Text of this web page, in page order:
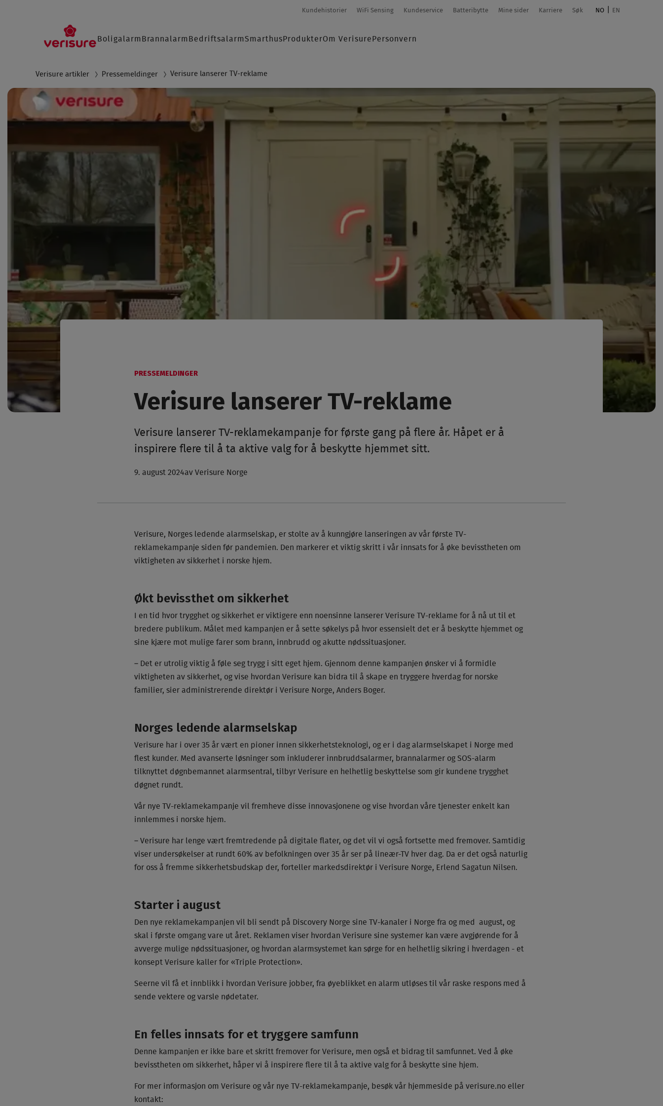
Secondary-
Kundehistorier WiFi Sensing Kundeservice Batteribytte Mine sider Karriere Søk NO EN
Main
Boligalarm Brannalarm BedriftsalarmSmarthus ProdukterOm Verisure Personvern
Breadcrumb
Verisure artikler Pressemeldinger Verisure lanserer TV-reklame
PRESSEMELDINGER
Verisure lanserer TV-reklame
Verisure lanserer TV-reklamekampanje for første gang på flere år. Håpet er å
inspirere flere til å ta aktive valg for å beskytte hjemmet sitt.
9. august 2024av Verisure Norge
Verisure, Norges ledende alarmselskap, er stolte av å kunngjøre lanseringen av vår første TV-
reklamekampanje siden før pandemien. Den markerer et viktig skritt i vår innsats for å øke bevisstheten om
viktigheten av sikkerhet i norske hjem.
Økt bevissthet om sikkerhet
I en tid hvor trygghet og sikkerhet er viktigere enn noensinne lanserer Verisure TV-reklame for å nå ut til et
bredere publikum. Målet med kampanjen er å sette søkelys på hvor essensielt det er å beskytte hjemmet og
sine kjære mot mulige farer som brann, innbrudd og akutte nødssituasjoner.
– Det er utrolig viktig å føle seg trygg i sitt eget hjem. Gjennom denne kampanjen ønsker vi å formidle
viktigheten av sikkerhet, og vise hvordan Verisure kan bidra til å skape en tryggere hverdag for norske
familier, sier administrerende direktør i Verisure Norge, Anders Boger.
Norges ledende alarmselskap
Verisure har i over 35 år vært en pioner innen sikkerhetsteknologi, og er i dag alarmselskapet i Norge med
flest kunder. Med avanserte løsninger som inkluderer innbruddsalarmer, brannalarmer og SOS-alarm
tilknyttet døgnbemannet alarmsentral, tilbyr Verisure en helhetlig beskyttelse som gir kundene trygghet
døgnet rundt.
Vår nye TV-reklamekampanje vil fremheve disse innovasjonene og vise hvordan våre tjenester enkelt kan
innlemmes i norske hjem.
– Verisure har lenge vært fremtredende på digitale flater, og det vil vi også fortsette med fremover. Samtidig
viser undersøkelser at rundt 60% av befolkningen over 35 år ser på lineær-TV hver dag. Da er det også naturlig
for oss å fremme sikkerhetsbudskap der, forteller markedsdirektør i Verisure Norge, Erlend Sagatun Nilsen.
Starter i august
Den nye reklamekampanjen vil bli sendt på Discovery Norge sine TV-kanaler i Norge fra og med august, og
skal i første omgang vare ut året. Reklamen viser hvordan Verisure sine systemer kan være avgjørende for å
avverge mulige nødssituasjoner, og hvordan alarmsystemet kan sørge for en helhetlig sikring i hverdagen - et
konsept Verisure kaller for «Triple Protection».
Seerne vil få et innblikk i hvordan Verisure jobber, fra øyeblikket en alarm utløses til vår raske respons med å
sende vektere og varsle nødetater.
En felles innsats for et tryggere samfunn
Denne kampanjen er ikke bare et skritt fremover for Verisure, men også et bidrag til samfunnet. Ved å øke
bevisstheten om sikkerhet, håper vi å inspirere flere til å ta aktive valg for å beskytte sine hjem.
For mer informasjon om Verisure og vår nye TV-reklamekampanje, besøk vår hjemmeside på verisure.no eller
kontakt: